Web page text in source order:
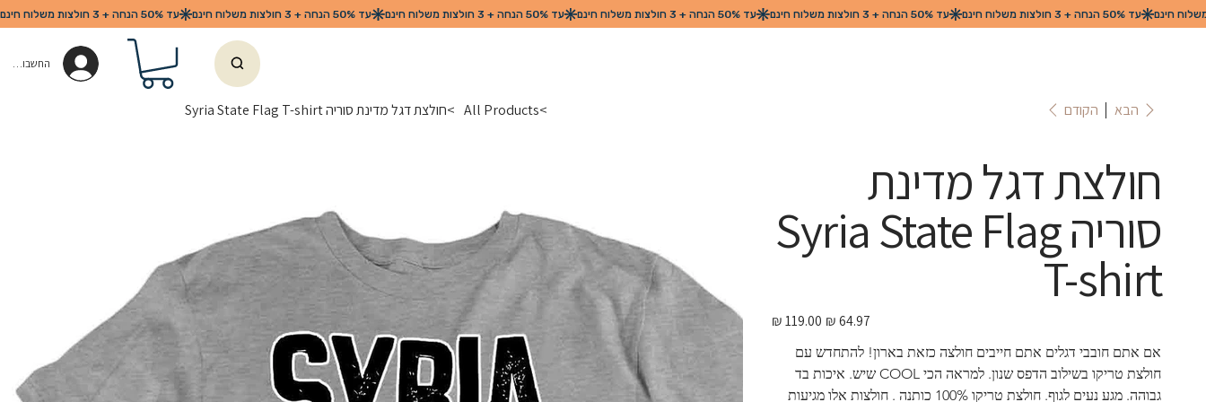
החשבון שלי
>
All Products
>חולצת דגל מדינת סוריה Syria State Flag T-shirt הקודם הבא
חולצת דגל מדינת
סוריה Syria State Flag
T-shirt
מחיר
מקורי
מחיר
מבצע
אם אתם חובבי דגלים אתם חייבים חולצה כזאת בארון! להתחדש עם
חולצת טריקו בשילוב הדפס שנון. למראה הכי COOL שיש. איכות בד
גבוהה. מגע נעים לגוף. חולצת טריקו 100% כותנה . חולצות אלו מגיעות